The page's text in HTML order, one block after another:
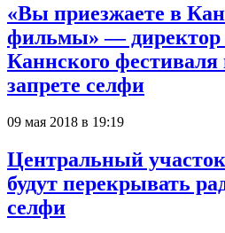
«Вы приезжаете в
фильмы» — директор
Каннского фестиваля
запрете селфи
09 мая 2018 в 19:19
Центральный
будут перекрывать
селфи